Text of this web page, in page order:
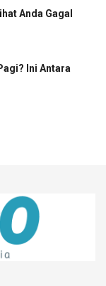
Anda Gagal
Ini Antara